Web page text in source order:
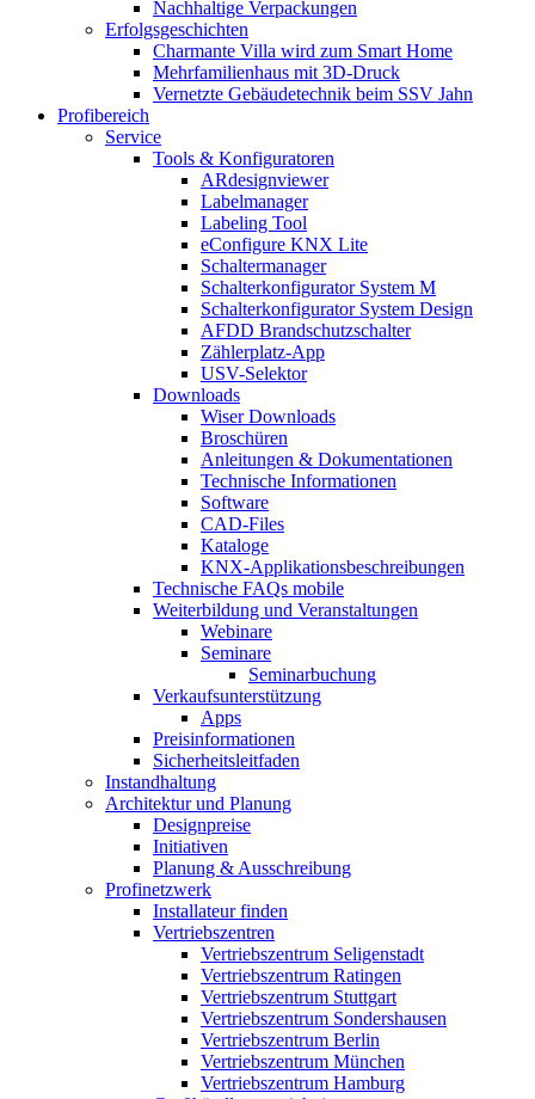
Nachhaltige Verpackungen
Erfolgsgeschichten
Charmante Villa wird zum Smart Home
Mehrfamilienhaus mit 3D-Druck
Vernetzte Gebäudetechnik beim SSV Jahn
Profibereich
Service
Tools & Konfiguratoren
ARdesignviewer
Labelmanager
Labeling Tool
eConfigure KNX Lite
Schaltermanager
Schalterkonfigurator System M
Schalterkonfigurator System Design
AFDD Brandschutzschalter
Zählerplatz-App
USV-Selektor
Downloads
Wiser Downloads
Broschüren
Anleitungen & Dokumentationen
Technische Informationen
Software
CAD-Files
Kataloge
KNX-Applikationsbeschreibungen
Technische FAQs mobile
Weiterbildung und Veranstaltungen
Webinare
Seminare
Seminarbuchung
Verkaufsunterstützung
Apps
Preisinformationen
Sicherheitsleitfaden
Instandhaltung
Architektur und Planung
Designpreise
Initiativen
Planung & Ausschreibung
Profinetzwerk
Installateur finden
Vertriebszentren
Vertriebszentrum Seligenstadt
Vertriebszentrum Ratingen
Vertriebszentrum Stuttgart
Vertriebszentrum Sondershausen
Vertriebszentrum Berlin
Vertriebszentrum München
Vertriebszentrum Hamburg